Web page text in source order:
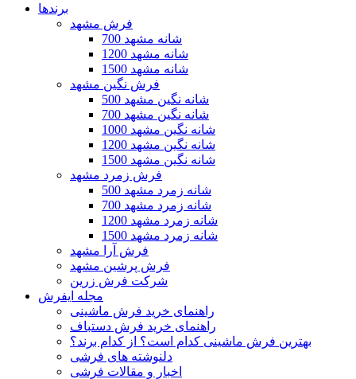
برندها
فرش مشهد
700 شانه مشهد
1200 شانه مشهد
1500 شانه مشهد
فرش نگین مشهد
500 شانه نگین مشهد
700 شانه نگین مشهد
1000 شانه نگین مشهد
1200 شانه نگین مشهد
1500 شانه نگین مشهد
فرش زمرد مشهد
500 شانه زمرد مشهد
700 شانه زمرد مشهد
1200 شانه زمرد مشهد
1500 شانه زمرد مشهد
فرش آرا مشهد
فرش پرشین مشهد
شرکت فرش زرین
مجله ایفرش
راهنمای خرید فرش ماشینی
راهنمای خرید فرش دستباف
بهترین فرش ماشینی کدام است؟ از کدام برند؟
دلنوشته های فرشی
اخبار و مقالات فرشی